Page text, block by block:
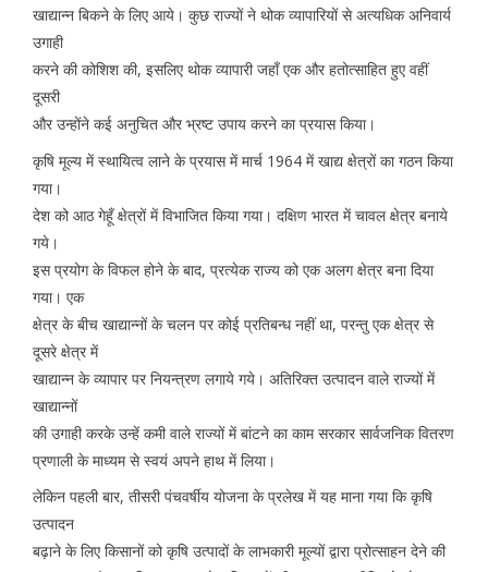
खाद्यान्न बिकने के लिए आये। कुछ राज्यों ने थोक व्यापारियों से अत्यधिक अनिवार्य
उगाही
करने की कोशिश की, इसलिए थोक व्यापारी जहाँ एक और हतोत्साहित हुए वहीं
दूसरी
और उन्होंने कई अनुचित और भ्रष्ट उपाय करने का प्रयास किया।
कृषि मूल्य में स्थायित्व लाने के प्रयास में मार्च 1964 में खाद्य क्षेत्रों का गठन किया
गया।
देश को आठ गेहूँ क्षेत्रों में विभाजित किया गया। दक्षिण भारत में चावल क्षेत्र बनाये
गये।
इस प्रयोग के विफल होने के बाद, प्रत्येक राज्य को एक अलग क्षेत्र बना दिया
गया। एक
क्षेत्र के बीच खाद्यान्नों के चलन पर कोई प्रतिबन्ध नहीं था, परन्तु एक क्षेत्र से
दूसरे क्षेत्र में
खाद्यान्न के व्यापार पर नियन्त्रण लगाये गये। अतिरिक्त उत्पादन वाले राज्यों में
खाद्यान्नों
की उगाही करके उन्हें कमी वाले राज्यों में बांटने का काम सरकार सार्वजनिक वितरण
प्रणाली के माध्यम से स्वयं अपने हाथ में लिया।
लेकिन पहली बार, तीसरी पंचवर्षीय योजना के प्रलेख में यह माना गया कि कृषि
उत्पादन
बढ़ाने के लिए किसानों को कृषि उत्पादों के लाभकारी मूल्यों द्वारा प्रोत्साहन देने की